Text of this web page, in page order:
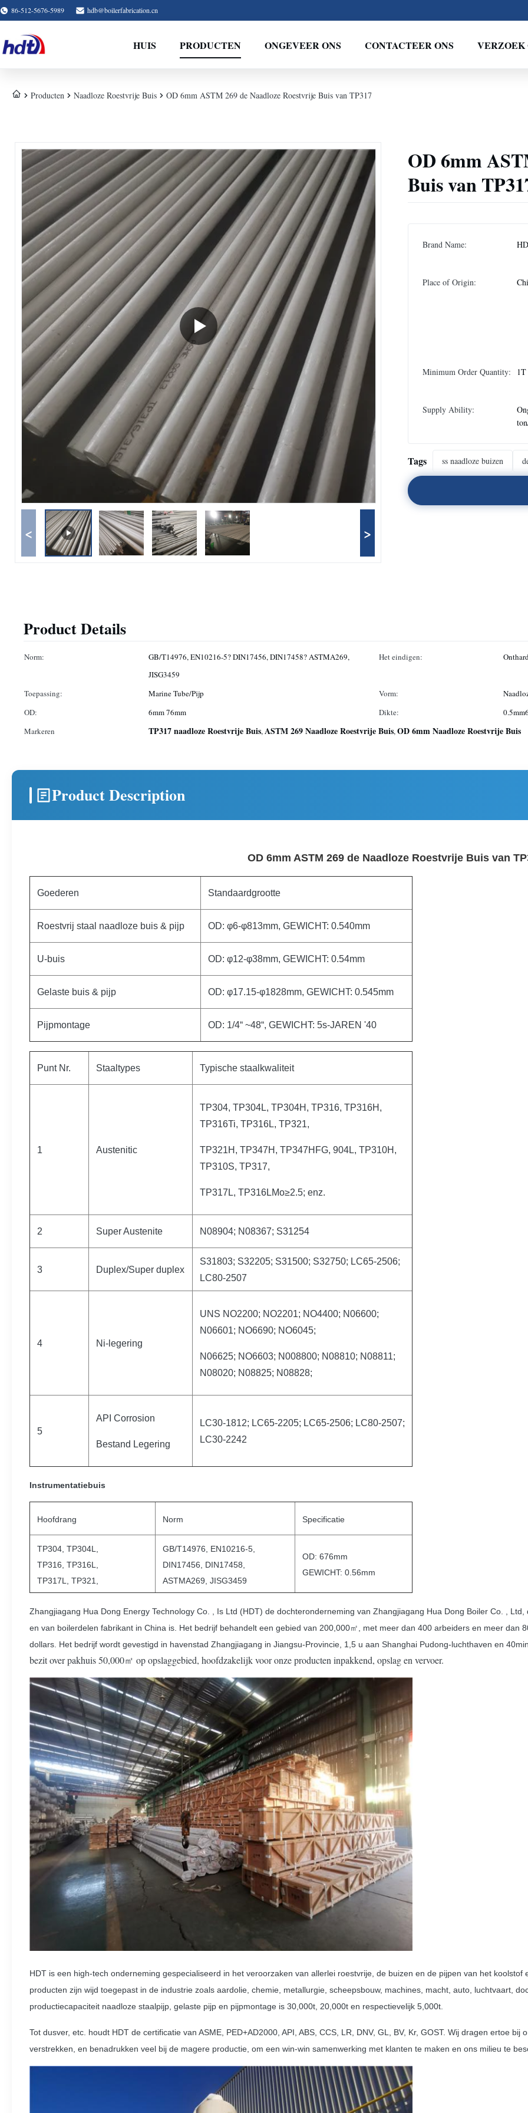
86-512-5676-5989 hdb@boilerfabrication.cn
HUIS PRODUCTEN ONGEVEER ONS CONTACTEER ONS VERZOEK
Producten Naadloze Roestvrije Buis OD 6mm ASTM 269 de Naadloze Roestvrije Buis van TP317
< >
OD 6mm
Buis van
Brand Name:
Place of Origin:
Minimum Order Quantity: 1T
Supply Ability:
Tags ss naadloze buizen
Product Details
Norm:
GB/T14976, EN10216-5? DIN17456, DIN17458? ASTMA269,
JISG3459
Het eindigen:
Toepassing: Marine Tube/Pijp Vorm:
OD:
6mm 76mm Dikte:
Markeren
TP317 naadloze Roestvrije Buis,ASTM 269 Naadloze Roestvrije Buis,OD 6mm Naadloze Roestvrije Buis
Product Description
OD 6mm ASTM 269 de Naadloze Roestvrije Buis van
Goederen Standaardgrootte
Roestvrij staal naadloze buis & pijp OD: φ6-φ813mm, GEWICHT: 0.540mm
U-buis OD: φ12-φ38mm, GEWICHT: 0.54mm
Gelaste buis & pijp OD: φ17.15-φ1828mm, GEWICHT: 0.545mm
Pijpmontage OD: 1/4“ ~48“, GEWICHT: 5s-JAREN '40
Punt Nr. Staaltypes Typische staalkwaliteit
1 Austenitic
TP304, TP304L, TP304H, TP316, TP316H,
TP316Ti, TP316L, TP321,
TP321H, TP347H, TP347HFG, 904L, TP310H,
TP310S, TP317,
TP317L, TP316LMo≥2.5; enz.
2 Super Austenite N08904; N08367; S31254
3 Duplex/Super duplex
S31803; S32205; S31500; S32750; LC65-2506;
LC80-2507
4 Ni-legering
UNS NO2200; NO2201; NO4400; N06600;
N06601; NO6690; NO6045;
N06625; NO6603; N008800; N08810; N08811;
N08020; N08825; N08828;
5
API Corrosion
Bestand Legering
LC30-1812; LC65-2205; LC65-2506; LC80-2507;
LC30-2242
Instrumentatiebuis
Hoofdrang Norm Specificatie
TP304, TP304L,
TP316, TP316L,
TP317L, TP321,
GB/T14976, EN10216-5,
DIN17456, DIN17458,
ASTMA269, JISG3459
OD: 676mm
GEWICHT: 0.56mm
Zhangjiagang Hua Dong Energy Technology Co. , Is Ltd (HDT) de dochteronderneming van Zhangjiagang Hua Dong Boiler Co. ,
en van boilerdelen fabrikant in China is. Het bedrijf behandelt een gebied van 200,000㎡, met meer dan 400 arbeiders en meer dan
dollars. Het bedrijf wordt gevestigd in havenstad Zhangjiagang in Jiangsu-Provincie, 1,5 u aan Shanghai Pudong-luchthaven en
bezit over pakhuis 50,000㎡ op opslaggebied, hoofdzakelijk voor onze producten inpakkend, opslag en vervoer.
HDT is een high-tech onderneming gespecialiseerd in het veroorzaken van allerlei roestvrije, de buizen en de pijpen van het
producten zijn wijd toegepast in de industrie zoals aardolie, chemie, metallurgie, scheepsbouw, machines, macht, auto, luchtvaart,
productiecapaciteit naadloze staalpijp, gelaste pijp en pijpmontage is 30,000t, 20,000t en respectievelijk 5,000t.
Tot dusver, etc. houdt HDT de certificatie van ASME, PED+AD2000, API, ABS, CCS, LR, DNV, GL, BV, Kr, GOST. Wij dragen ertoe
verstrekken, en benadrukken veel bij de magere productie, om een win-win samenwerking met klanten te maken en ons milieu te